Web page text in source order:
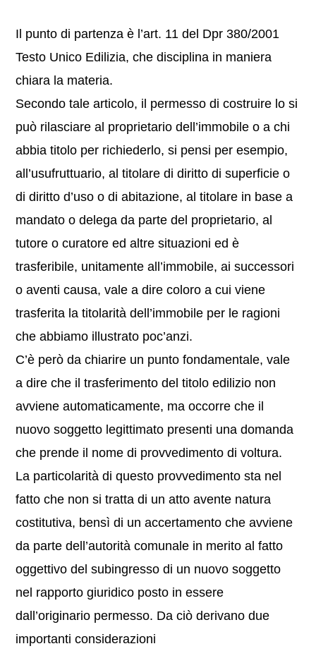
Il punto di partenza è l’art. 11 del Dpr 380/2001
Testo Unico Edilizia, che disciplina in maniera
chiara la materia.
Secondo tale articolo, il permesso di costruire lo si
può rilasciare al proprietario dell’immobile o a chi
abbia titolo per richiederlo, si pensi per esempio,
all’usufruttuario, al titolare di diritto di superficie o
di diritto d’uso o di abitazione, al titolare in base a
mandato o delega da parte del proprietario, al
tutore o curatore ed altre situazioni ed è
trasferibile, unitamente all’immobile, ai successori
o aventi causa, vale a dire coloro a cui viene
trasferita la titolarità dell’immobile per le ragioni
che abbiamo illustrato poc’anzi.
C’è però da chiarire un punto fondamentale, vale
a dire che il trasferimento del titolo edilizio non
avviene automaticamente, ma occorre che il
nuovo soggetto legittimato presenti una domanda
che prende il nome di provvedimento di voltura.
La particolarità di questo provvedimento sta nel
fatto che non si tratta di un atto avente natura
costitutiva, bensì di un accertamento che avviene
da parte dell’autorità comunale in merito al fatto
oggettivo del subingresso di un nuovo soggetto
nel rapporto giuridico posto in essere
dall’originario permesso. Da ciò derivano due
importanti considerazioni